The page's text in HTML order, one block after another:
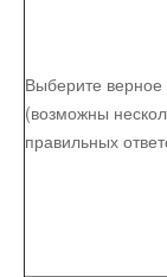
Выберите верное
(возможны
правильных